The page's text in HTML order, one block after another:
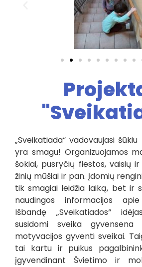
„Sveikatiada“ vadovaujasi
yra smagu! Organizuojamos
šokiai, pusryčių fiestos, vaisių
žinių mūšiai ir pan. Įdomių
tik smagiai leidžia laiką, bet ir
naudingos informacijos
Išbandę „Sveikatiados“
susidomi sveika
motyvacijos gyventi sveikai.
tai kartu ir puikus
įgyvendinant Švietimo ir